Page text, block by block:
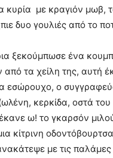
κυρία με κραγιόν μωβ,
δυο γουλιές από το
ξεκούμπωσε ένα
τα χείλη της, αυτή
εσώρουχο, ο
κερκίδα, οστά
ω! το γκαρσόν
κίτρινη
με τις